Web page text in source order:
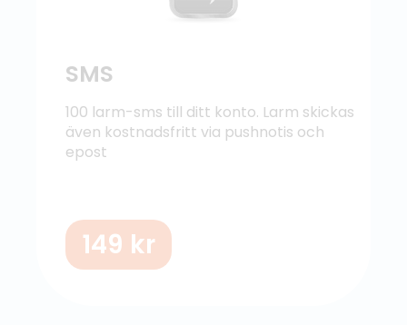
SMS
100 larm-sms till ditt konto. Larm skickas
även kostnadsfritt via pushnotis och
epost
149 kr